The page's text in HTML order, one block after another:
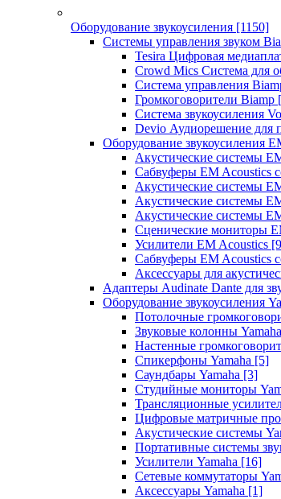
Оборудование звукоусиления [1150]
Системы управления звуком
Tesira Цифровая
Crowd Mics Система для
Система управления
Громкоговорители Biamp
Система звукоусиления
Devio Аудиорешение для
Оборудование звукоусиления
Акустические системы
Сабвуферы EM Acoustics
Акустические системы
Акустические системы
Акустические системы
Сценические мониторы
Усилители EM Acoustics
Сабвуферы EM Acoustics
Аксессуары для
Адаптеры Audinate Dante для
Оборудование звукоусиления
Потолочные
Звуковые колонны Yamaha
Настенные
Спикерфоны Yamaha [5]
Саундбары Yamaha [3]
Студийные мониторы
Трансляционные
Цифровые матричные
Акустические системы
Портативные системы
Усилители Yamaha [16]
Сетевые коммутаторы
Аксессуары Yamaha [1]